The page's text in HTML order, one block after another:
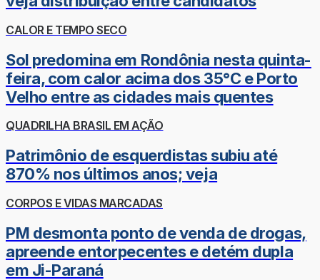
CALOR E TEMPO SECO
Sol predomina em Rondônia nesta quinta-
feira, com calor acima dos 35°C e Porto
Velho entre as cidades mais quentes
QUADRILHA BRASIL EM AÇÃO
Patrimônio de esquerdistas subiu até
870% nos últimos anos; veja
CORPOS E VIDAS MARCADAS
PM desmonta ponto de venda de drogas,
apreende entorpecentes e detém dupla
em Ji-Paraná